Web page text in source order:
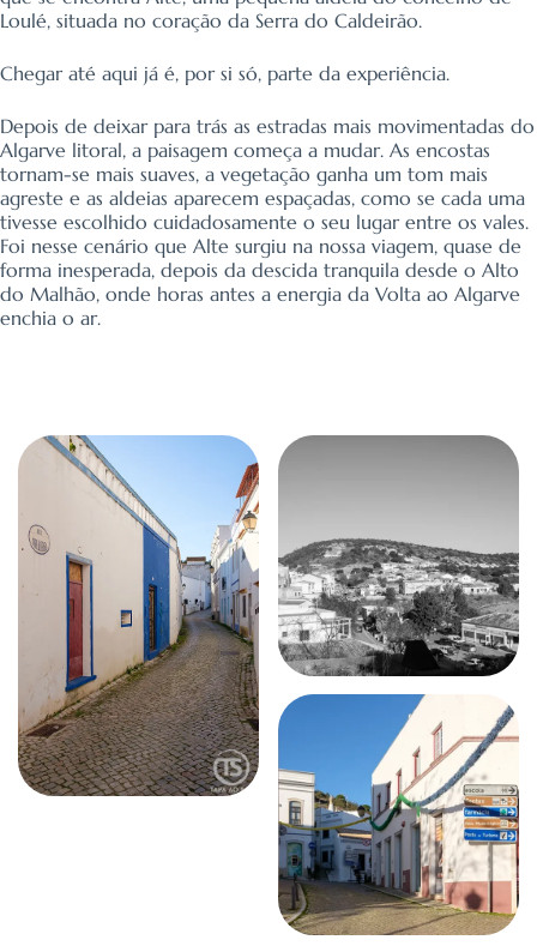
Loulé, situada no coração da Serra do Caldeirão.
Chegar até aqui já é, por si só, parte da experiência.
Depois de deixar para trás as estradas mais movimentadas do
Algarve litoral, a paisagem começa a mudar. As encostas
tornam-se mais suaves, a vegetação ganha um tom mais
agreste e as aldeias aparecem espaçadas, como se cada uma
tivesse escolhido cuidadosamente o seu lugar entre os vales.
Foi nesse cenário que Alte surgiu na nossa viagem, quase de
forma inesperada, depois da descida tranquila desde o Alto
do Malhão, onde horas antes a energia da Volta ao Algarve
enchia o ar.